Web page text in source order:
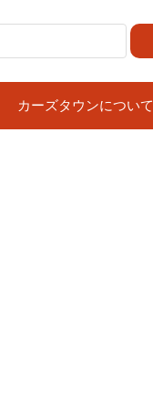
カーズタウンについて